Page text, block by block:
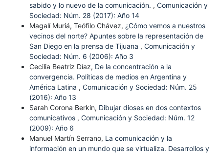
sabido y lo nuevo de la comunicación. , Comunicación y
Sociedad: Núm. 28 (2017): Año 14
Magalí Muriá, Teófilo Chávez, ¿Cómo vemos a nuestros
vecinos del norte? Apuntes sobre la representación de
San Diego en la prensa de Tijuana , Comunicación y
Sociedad: Núm. 6 (2006): Año 3
Cecilia Beatriz Díaz, De la concentración a la
convergencia. Políticas de medios en Argentina y
América Latina , Comunicación y Sociedad: Núm. 25
(2016): Año 13
Sarah Corona Berkin, Dibujar dioses en dos contextos
comunicativos , Comunicación y Sociedad: Núm. 12
(2009): Año 6
Manuel Martín Serrano, La comunicación y la
información en un mundo que se virtualiza. Desarrollos y